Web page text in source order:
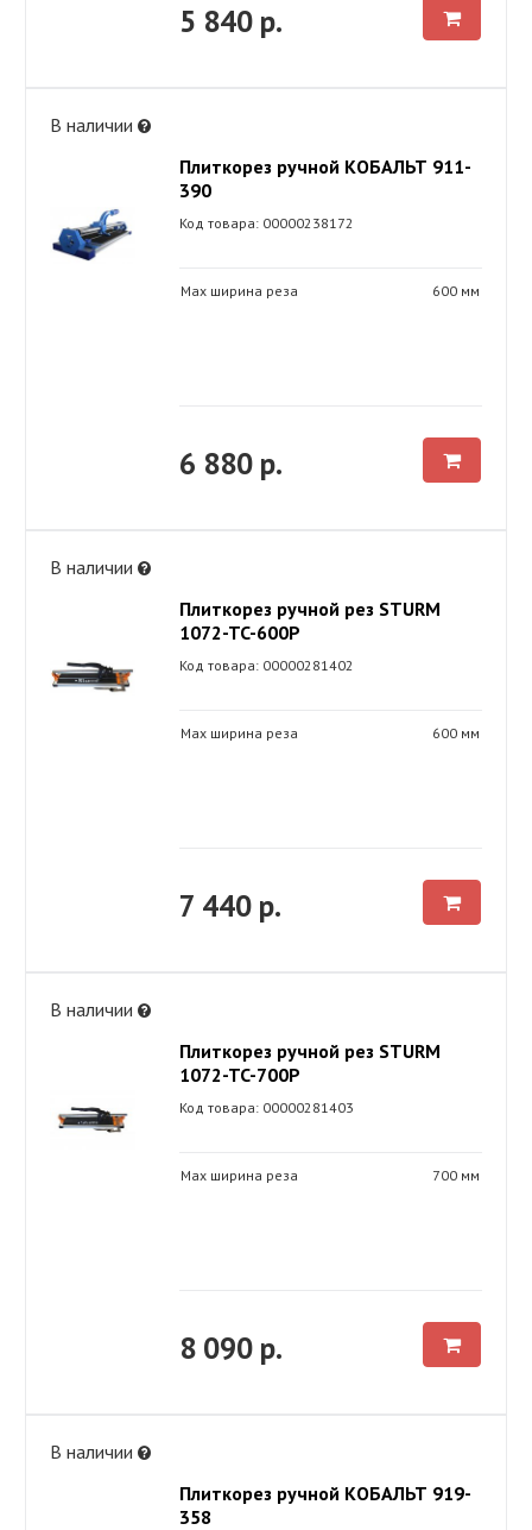
5 840 р.
В наличии
Плиткорез ручной КОБАЛЬТ 911-
390
Код товара: 00000238172
Max ширина реза 600 мм
6 880 р.
В наличии
Плиткорез ручной рез STURM
1072-TC-600P
Код товара: 00000281402
Max ширина реза 600 мм
7 440 р.
В наличии
Плиткорез ручной рез STURM
1072-TC-700P
Код товара: 00000281403
Max ширина реза 700 мм
8 090 р.
В наличии
Плиткорез ручной КОБАЛЬТ 919-
358